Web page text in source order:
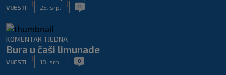
VIJESTI
|
25. srp.
| 11
KOMENTAR TJEDNA
Bura u čaši limunade
VIJESTI
|
18. srp.
| 0